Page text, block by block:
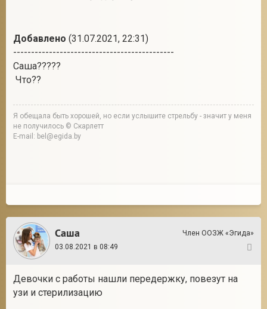
Добавлено (31.07.2021, 22:31)
---------------------------------------------
Саша?????
Что??
Я обещала быть хорошей, но если услышите стрельбу - значит у меня
не получилось © Скарлетт
E-mail: bel@egida.by
Саша
Член ООЗЖ «Эгида»
03.08.2021 в 08:49
Девочки с работы нашли передержку, повезут на
узи и стерилизацию